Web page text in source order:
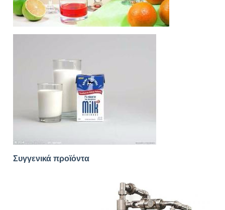
Συγγενικά προϊόντα